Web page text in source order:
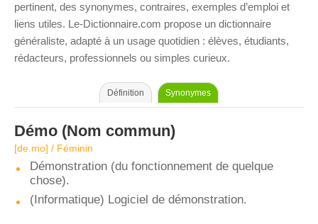
pertinent, des synonymes, contraires, exemples d’emploi et
liens utiles. Le-Dictionnaire.com propose un dictionnaire
généraliste, adapté à un usage quotidien : élèves, étudiants,
rédacteurs, professionnels ou simples curieux.
Définition Synonymes
Démo (Nom commun)
[de.mo] / Féminin
Démonstration (du fonctionnement de quelque
chose).
(Informatique) Logiciel de démonstration.